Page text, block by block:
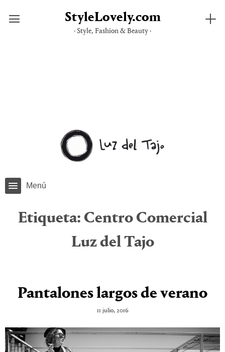
StyleLovely.com
· Style, Fashion & Beauty ·
Menú
Etiqueta: Centro Comercial
Luz del Tajo
Pantalones largos de verano
11 julio, 2016